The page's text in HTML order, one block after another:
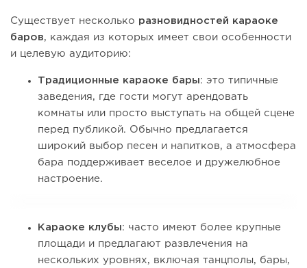
Существует несколько разновидностей караоке
баров, каждая из которых имеет свои особенности
и целевую аудиторию:
Традиционные караоке бары: это типичные
заведения, где гости могут арендовать
комнаты или просто выступать на общей сцене
перед публикой. Обычно предлагается
широкий выбор песен и напитков, а атмосфера
бара поддерживает веселое и дружелюбное
настроение.
Караоке клубы: часто имеют более крупные
площади и предлагают развлечения на
нескольких уровнях, включая танцполы, бары,